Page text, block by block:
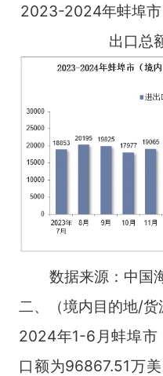
2023-2024年蚌埠
出口总
数据来源：中国
二、（境内目的地/
2024年1-6月蚌埠市
口额为96867.51万